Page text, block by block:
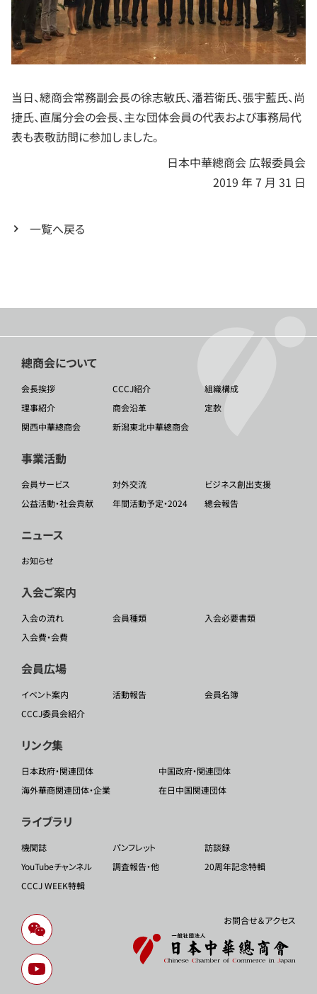
当日、總商会常務副会長の徐志敏氏、潘若衛氏、張宇藍氏、尚
捷氏、直属分会の会長、主な団体会員の代表および事務局代
表も表敬訪問に参加しました。
日本中華總商会 広報委員会
2019 年 7 月 31 日
一覧へ戻る
總商会について
会長挨拶 CCCJ紹介
組織構成
理事紹介
商会沿革
定款
関西中華總商会
新潟東北中華總商会
事業活動
会員サービス 対外交流
ビジネス創出支援
公益活動・社会貢献
年間活動予定・2024 總会報告
ニュース
お知らせ
入会ご案内
入会の流れ 会員種類
入会必要書類
入会費・会費
会員広場
イベント案内 活動報告
会員名簿
CCCJ委員会紹介
リンク集
日本政府・関連団体
中国政府・関連団体
海外華商関連団体・企業
在日中国関連団体
ライブラリ
機関誌 パンフレット
訪談録
YouTubeチャンネル
調査報告・他
20周年記念特輯
CCCJ WEEK特輯
お問合せ＆アクセス